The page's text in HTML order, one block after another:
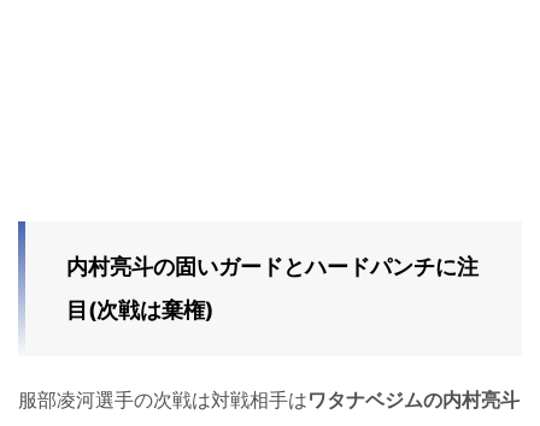
内村亮斗の固いガードとハードパンチに注
目(次戦は棄権)
服部凌河選手の次戦は対戦相手はワタナベジムの内村亮斗